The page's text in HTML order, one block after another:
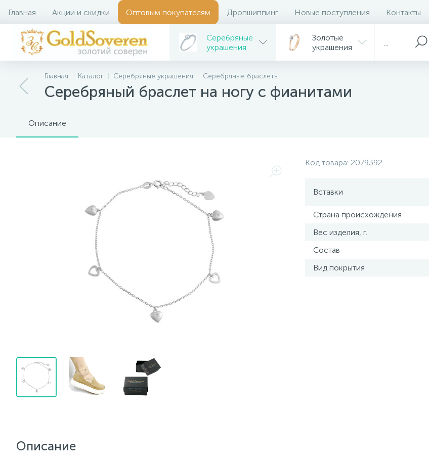
Главная Акции и скидки Оптовым покупателям Дропшиппинг Новые поступления Контакты
Серебряные
украшения
Золотые
украшения
Главная Каталог Серебряные украшения Серебряные браслеты
Серебряный браслет на ногу с фианитами
Описание
Код товара: 2079392
Вставки
Страна происхождения
Вес изделия, г.
Состав
Вид покрытия
Описание